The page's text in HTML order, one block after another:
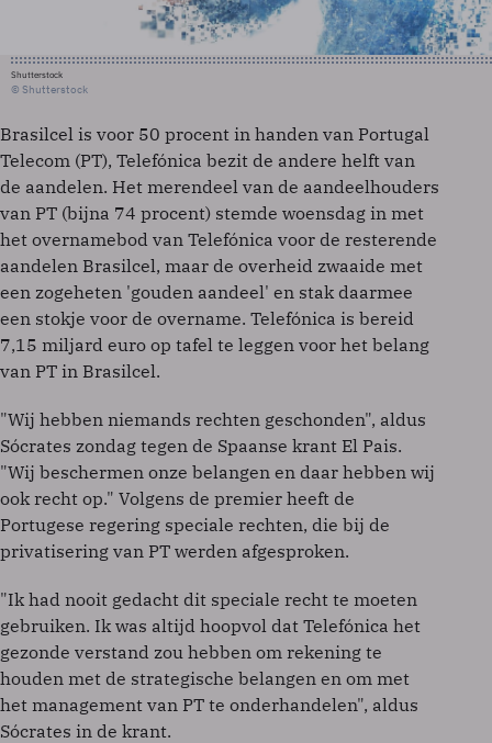
Shutterstock
© Shutterstock
Brasilcel is voor 50 procent in handen van Portugal
Telecom (PT), Telefónica bezit de andere helft van
de aandelen. Het merendeel van de aandeelhouders
van PT (bijna 74 procent) stemde woensdag in met
het overnamebod van Telefónica voor de resterende
aandelen Brasilcel, maar de overheid zwaaide met
een zogeheten 'gouden aandeel' en stak daarmee
een stokje voor de overname. Telefónica is bereid
7,15 miljard euro op tafel te leggen voor het belang
van PT in Brasilcel.
"Wij hebben niemands rechten geschonden", aldus
Sócrates zondag tegen de Spaanse krant El Pais.
"Wij beschermen onze belangen en daar hebben wij
ook recht op." Volgens de premier heeft de
Portugese regering speciale rechten, die bij de
privatisering van PT werden afgesproken.
"Ik had nooit gedacht dit speciale recht te moeten
gebruiken. Ik was altijd hoopvol dat Telefónica het
gezonde verstand zou hebben om rekening te
houden met de strategische belangen en om met
het management van PT te onderhandelen", aldus
Sócrates in de krant.